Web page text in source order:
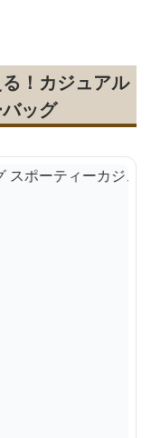
！カジュアル
ッグ